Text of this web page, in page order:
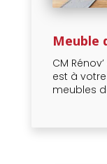
Meuble
CM
est à
meubles